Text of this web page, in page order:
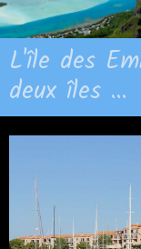
L'île des
deux îles ...